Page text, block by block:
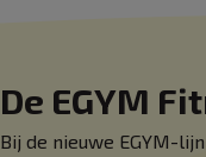
De EGYM
Bij de nieuwe EGYM-